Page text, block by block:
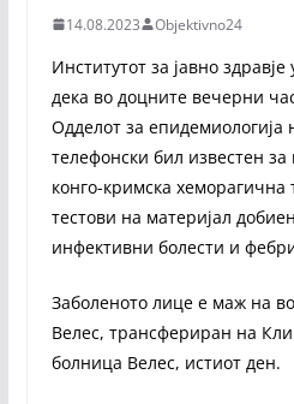
14.08.2023 Objektivno24
Институтот за јавно
дека во доцните вечерни
Одделот за епидемиологија
телефонски бил известен
конго-кримска
тестови на материјал
инфективни болести и
Заболеното лице е маж на
Велес, трансфериран на
болница Велес, истиот ден.